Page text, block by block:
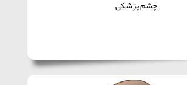
چشم پزشکی